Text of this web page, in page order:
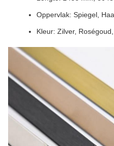
Oppervlak: Spiegel,
Kleur: Zilver,